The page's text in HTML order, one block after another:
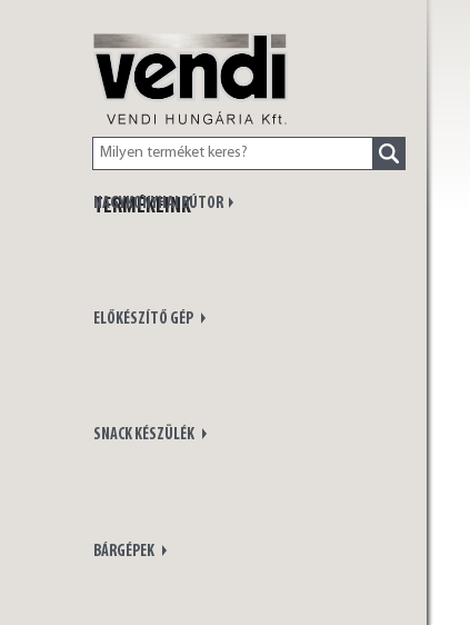
HUNGÁRIA Kft.
TERMÉKEINK
NAGYKONYHAI BÚTOR
ELŐKÉSZÍTŐ GÉP
SNACK KÉSZÜLÉK
BÁRGÉPEK